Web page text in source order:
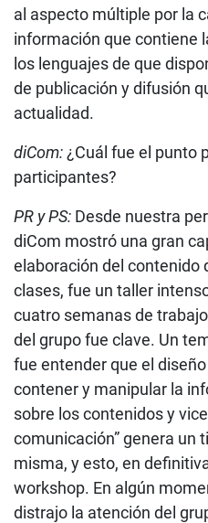
al aspecto múltiple por la
información que contiene
los lenguajes de que
de publicación y difusión
actualidad.
diCom:¿Cuál fue el punto
participantes?
PR y PS: Desde nuestra
diCom mostró una gran
elaboración del contenido
clases, fue un taller
cuatro semanas de
del grupo fue clave. Un
fue entender que el
contener y manipular la
sobre los contenidos y
comunicación” genera un
misma, y esto, en
workshop. En algún
distrajo la atención del